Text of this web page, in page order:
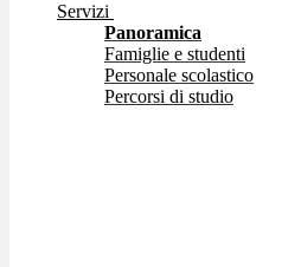
Servizi
Panoramica
Famiglie e studenti
Personale scolastico
Percorsi di studio